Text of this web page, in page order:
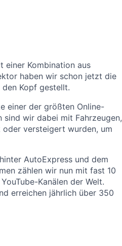
einer Kombination aus
haben wir schon jetzt die
Kopf gestellt.
einer der größten Online-
wir dabei mit Fahrzeugen,
versteigert wurden, um
AutoExpress und dem
zählen wir nun mit fast 10
Kanälen der Welt.
erreichen jährlich über 350